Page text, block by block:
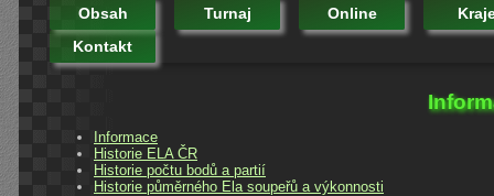
Obsah Turnaj Online
Kontakt
Informace
Historie ELA ČR
Historie počtu bodů a partií
Historie půměrného Ela soupeřů a výkonnosti